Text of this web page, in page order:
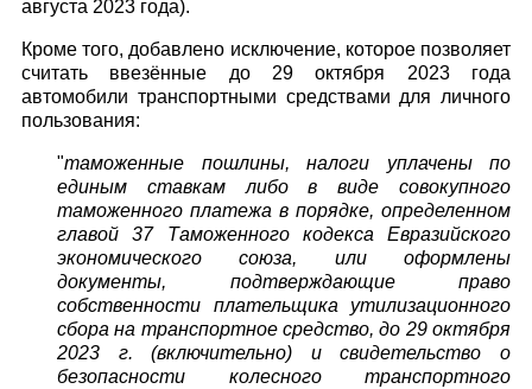
августа 2023 года).
Кроме того, добавлено исключение, которое позволяет
считать ввезённые до 29 октября 2023 года
автомобили транспортными средствами для личного
пользования:
"таможенные пошлины, налоги уплачены по
единым ставкам либо в виде совокупного
таможенного платежа в порядке, определенном
главой 37 Таможенного кодекса Евразийского
экономического союза, или оформлены
документы, подтверждающие право
собственности плательщика утилизационного
сбора на транспортное средство, до 29 октября
2023 г. (включительно) и свидетельство о
безопасности колесного транспортного